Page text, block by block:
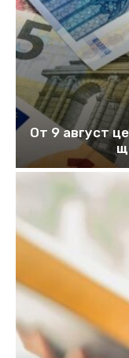
От 9 август